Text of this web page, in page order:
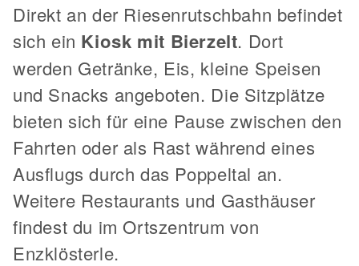
Direkt an der Riesenrutschbahn befindet
sich ein Kiosk mit Bierzelt. Dort
werden Getränke, Eis, kleine Speisen
und Snacks angeboten. Die Sitzplätze
bieten sich für eine Pause zwischen den
Fahrten oder als Rast während eines
Ausflugs durch das Poppeltal an.
Weitere Restaurants und Gasthäuser
findest du im Ortszentrum von
Enzklösterle.